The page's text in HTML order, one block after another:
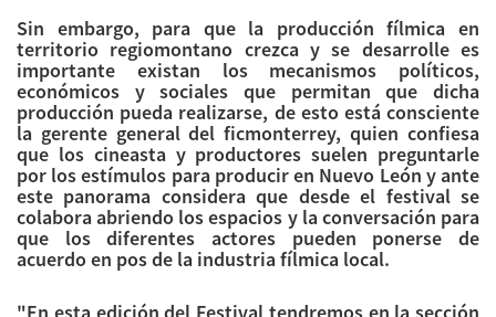
Sin embargo, para que la producción fílmica en
territorio regiomontano crezca y se desarrolle es
importante existan los mecanismos políticos,
económicos y sociales que permitan que dicha
producción pueda realizarse, de esto está consciente
la gerente general del ficmonterrey, quien confiesa
que los cineasta y productores suelen preguntarle
por los estímulos para producir en Nuevo León y ante
este panorama considera que desde el festival se
colabora abriendo los espacios y la conversación para
que los diferentes actores pueden ponerse de
acuerdo en pos de la industria fílmica local.